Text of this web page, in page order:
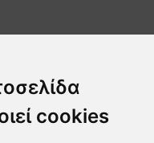
cookies
Χρήσης -
Δήλωση